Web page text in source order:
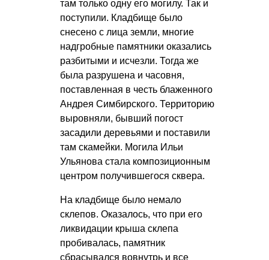
там только одну его могилу. Так и
поступили. Кладбище было
снесено с лица земли, многие
надгробные памятники оказались
разбитыми и исчезли. Тогда же
была разрушена и часовня,
поставленная в честь блаженного
Андрея Симбирского. Территорию
выровняли, бывший погост
засадили деревьями и поставили
там скамейки. Могила Ильи
Ульянова стала композиционным
центром получившегося сквера.
На кладбище было немало
склепов. Оказалось, что при его
ликвидации крыша склепа
пробивалась, памятник
сбрасывался вовнутрь и все